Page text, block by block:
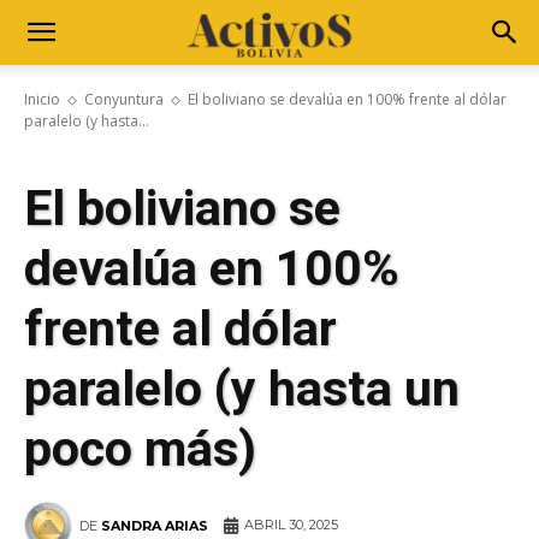
Inicio Conyuntura
El boliviano se devalúa en 100% frente al dólar
paralelo (y hasta...
El boliviano se
devalúa en 100%
frente al dólar
paralelo (y hasta un
poco más)
DE SANDRA ARIAS ABRIL 30, 2025